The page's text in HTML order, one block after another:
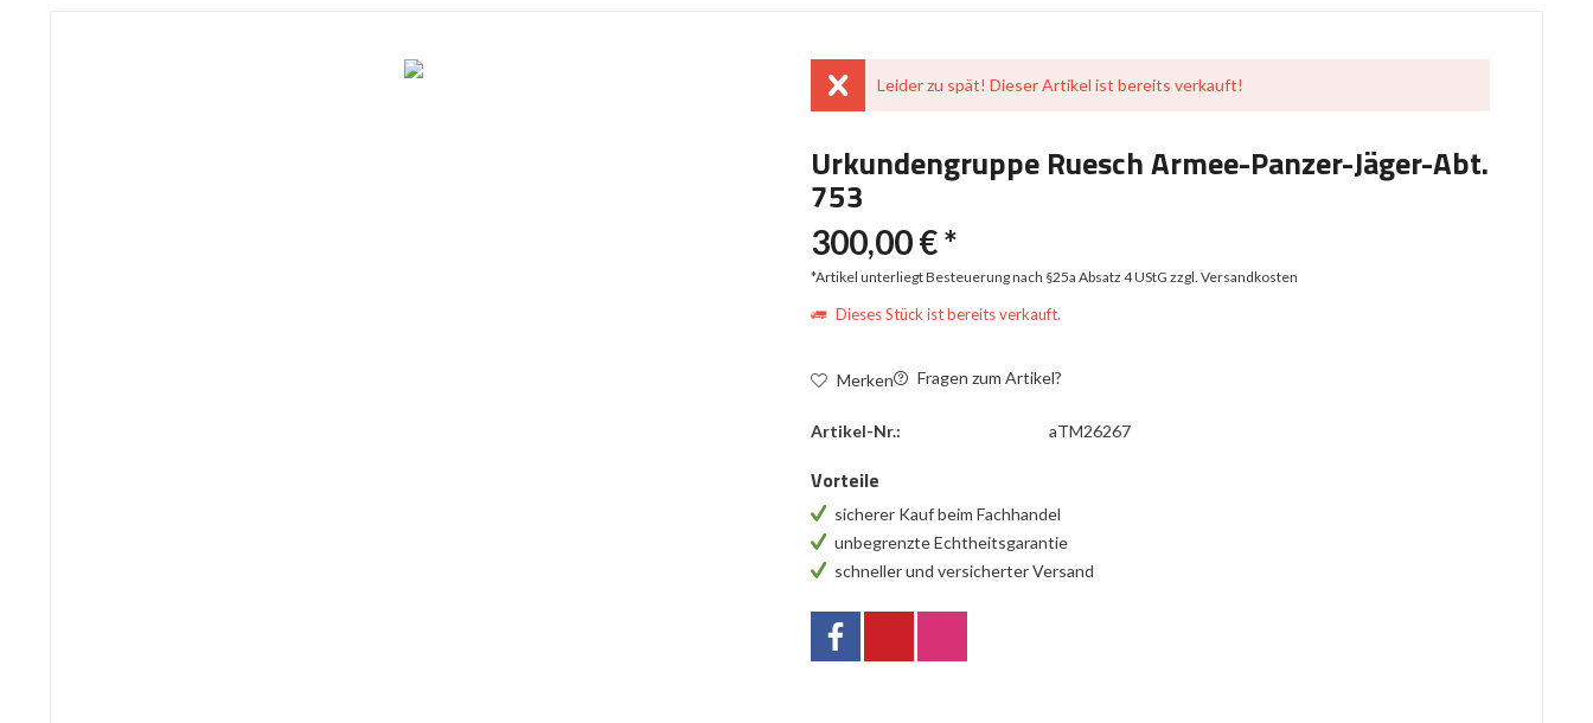
Leider zu spät! Dieser Artikel ist bereits verkauft!
Urkundengruppe Ruesch Armee-Panzer-Jäger-Abt.
753
300,00 € *
*Artikel unterliegt Besteuerung nach §25a Absatz 4 UStGzzgl. Versandkosten
Dieses Stück ist bereits verkauft.
Merken Fragen zum Artikel?
Artikel-Nr.: aTM26267
Vorteile
sicherer Kauf beim Fachhandel
unbegrenzte Echtheitsgarantie
schneller und versicherter Versand